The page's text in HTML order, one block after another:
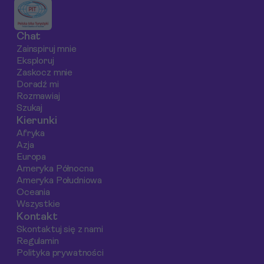
pięciu sprawdzonych
hoteli oraz
praktyczne porady
dotyczące wyboru
idealnego miejsca na
odpoczynek.
Chat
Zainspiruj mnie
Eksploruj
Zaskocz mnie
Doradź mi
Rozmawiaj
Szukaj
Kierunki
Afryka
Azja
Europa
Ameryka Północna
Ameryka Południowa
Oceania
Wszystkie
Kontakt
Skontaktuj się z nami
Regulamin
Polityka prywatności